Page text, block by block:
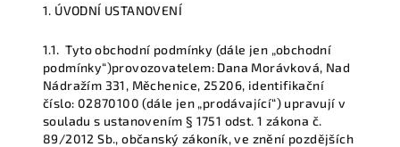
1. ÚVODNÍ USTANOVENÍ
1.1.Tyto obchodní podmínky (dále jen „obchodní
podmínky“)provozovatelem: Dana Morávková, Nad
Nádražím 331, Měchenice, 25206, identifikační
číslo: 02870100 (dále jen „prodávající“) upravují v
souladu s ustanovením § 1751 odst. 1 zákona č.
89/2012 Sb., občanský zákoník, ve znění pozdějších